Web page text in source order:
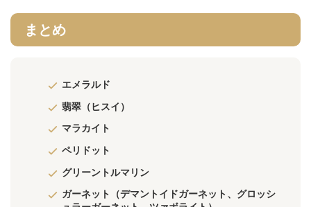
まとめ
エメラルド
翡翠（ヒスイ）
マラカイト
ペリドット
グリーントルマリン
ガーネット（デマントイドガーネット、グロッシ